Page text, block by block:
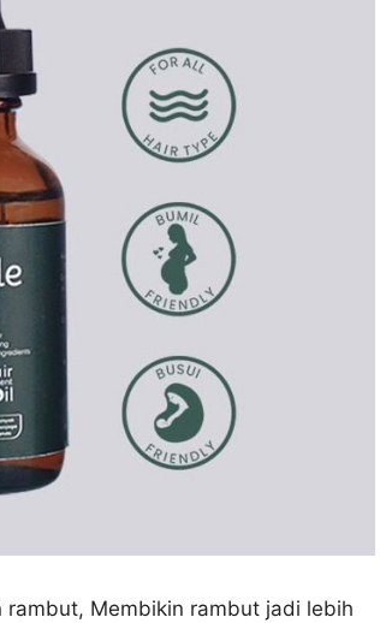
Membikin rambut jadi lebih